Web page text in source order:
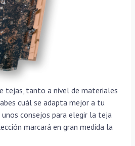
tejas, tanto a nivel de materiales
cuál se adapta mejor a tu
consejos para elegir la teja
marcará en gran medida la